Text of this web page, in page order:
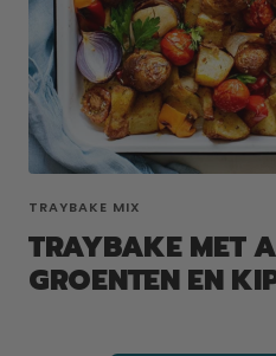
TRAYBAKE MIX
TRAYBAKE MET
GROENTEN EN